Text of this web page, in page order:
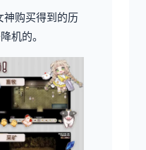
神购买得到的历
机的。